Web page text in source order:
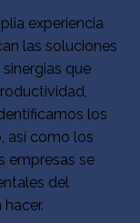
experiencia
las soluciones
que
los
así como los
empresas se
del